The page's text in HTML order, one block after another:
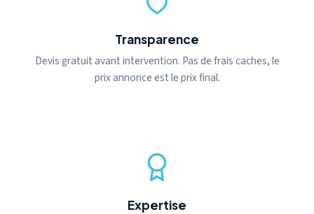
Transparence
Devis gratuit avant intervention. Pas de frais caches, le
prix annonce est le prix final.
Expertise